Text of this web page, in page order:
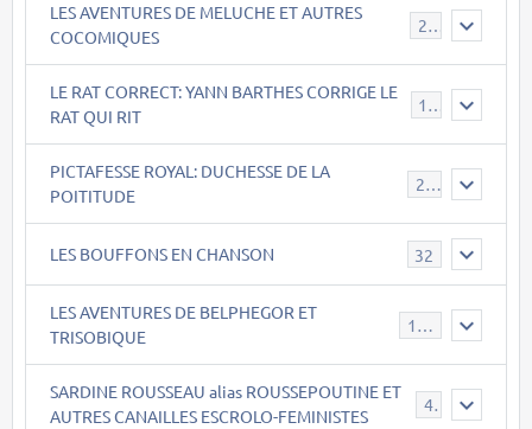
LES AVENTURES DE MELUCHE ET AUTRES
COCOMIQUES
22
LE RAT CORRECT: YANN BARTHES CORRIGE LE
RAT QUI RIT
15
PICTAFESSE ROYAL: DUCHESSE DE LA
POITITUDE
23
LES BOUFFONS EN CHANSON 32
LES AVENTURES DE BELPHEGOR ET
TRISOBIQUE
147
SARDINE ROUSSEAU alias ROUSSEPOUTINE ET
AUTRES CANAILLES ESCROLO-FEMINISTES
40